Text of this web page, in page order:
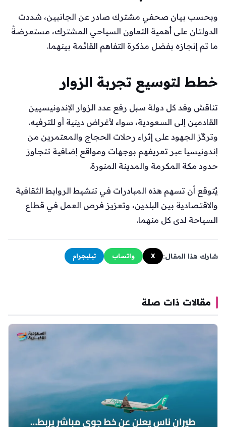
وبحسب بيان صحفي مشترك صادر عن الجانبين، شددت
الدولتان على أهمية التعاون السياحي المشترك، مستعرضةً
ما تم إنجازه بفضل مذكرة التفاهم القائمة بينهما.
خطط لتوسيع تجربة الزوار
تناقش وفد كل دولة سبل رفع عدد الزوار الإندونيسيين
القادمين إلى السعودية، سواء لأغراض دينية أو للترفيه.
وتركّز الجهود على إثراء رحلات الحجاج والمعتمرين من
إندونيسيا عبر تعريفهم بوجهات ومواقع إضافية تتجاوز
حدود مكة المكرمة والمدينة المنورة.
يُتوقع أن تسهم هذه المبادرات في تنشيط الروابط الثقافية
والاقتصادية بين البلدين، وتعزيز فرص العمل في قطاع
السياحة لدى كل منهما.
شارك هذا المقال: X واتساب تيليجرام
مقالات ذات صلة